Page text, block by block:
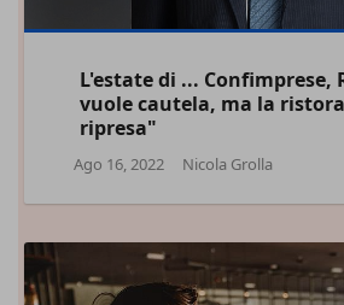
L'estate di ... Confimprese,
vuole cautela, ma la
ripresa"
Ago 16, 2022 Nicola Grolla